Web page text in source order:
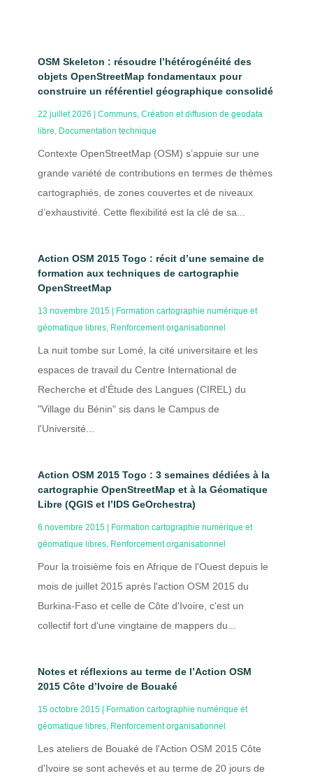
OSM Skeleton : résoudre l’hétérogénéité des
objets OpenStreetMap fondamentaux pour
construire un référentiel géographique consolidé
22 juillet 2026 Communs, Création et diffusion de geodata
libre, Documentation technique
Contexte OpenStreetMap (OSM) s’appuie sur une
grande variété de contributions en termes de thèmes
cartographiés, de zones couvertes et de niveaux
d’exhaustivité. Cette flexibilité est la clé de sa...
Action OSM 2015 Togo : récit d’une semaine de
formation aux techniques de cartographie
OpenStreetMap
13 novembre 2015
Formation cartographie numérique et
géomatique libres, Renforcement organisationnel
La nuit tombe sur Lomé, la cité universitaire et les
espaces de travail du Centre International de
Recherche et d'Étude des Langues (CIREL) du
"Village du Bénin" sis dans le Campus de
l'Université...
Action OSM 2015 Togo : 3 semaines dédiées à la
cartographie OpenStreetMap et à la Géomatique
Libre (QGIS et l’IDS GeOrchestra)
6 novembre 2015
Formation cartographie numérique et
géomatique libres, Renforcement organisationnel
Pour la troisième fois en Afrique de l'Ouest depuis le
mois de juillet 2015 après l'action OSM 2015 du
Burkina-Faso et celle de Côte d'Ivoire, c'est un
collectif fort d'une vingtaine de mappers du...
Notes et réflexions au terme de l’Action OSM
2015 Côte d’Ivoire de Bouaké
15 octobre 2015
Formation cartographie numérique et
géomatique libres, Renforcement organisationnel
Les ateliers de Bouaké de l'Action OSM 2015 Côte
d'Ivoire se sont achevés et au terme de 20 jours de